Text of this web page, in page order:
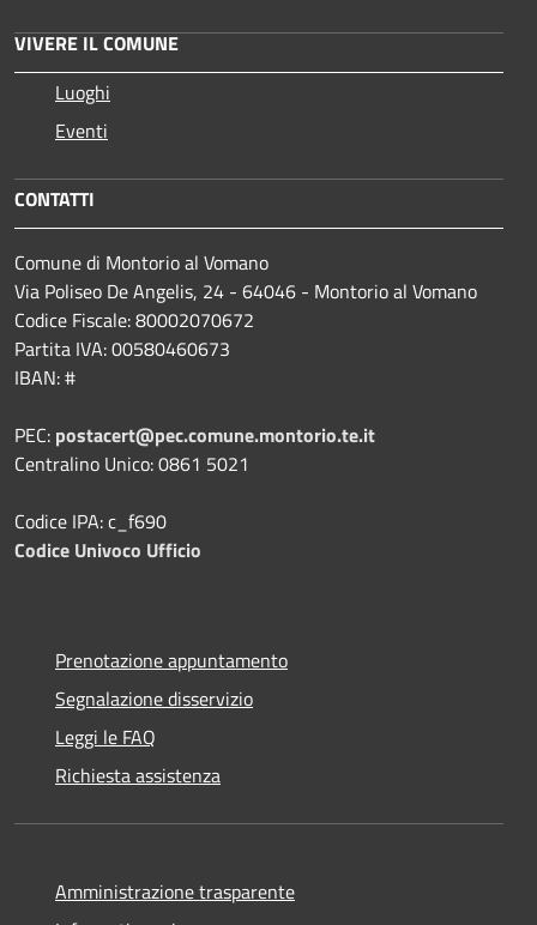
VIVERE IL COMUNE
Luoghi
Eventi
CONTATTI
Comune di Montorio al Vomano
Via Poliseo De Angelis, 24 - 64046 - Montorio al Vomano
Codice Fiscale: 80002070672
Partita IVA: 00580460673
IBAN: #
PEC: postacert@pec.comune.montorio.te.it
Centralino Unico: 0861 5021
Codice IPA: c_f690
Codice Univoco Ufficio
Prenotazione appuntamento
Segnalazione disservizio
Leggi le FAQ
Richiesta assistenza
Amministrazione trasparente